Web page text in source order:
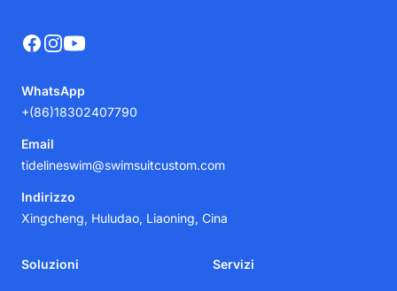
Facebook
Instagram
YouTube
WhatsApp
+(86)18302407790
Email
tidelineswim@swimsuitcustom.com
Indirizzo
Xingcheng, Huludao, Liaoning, Cina
Soluzioni Servizi